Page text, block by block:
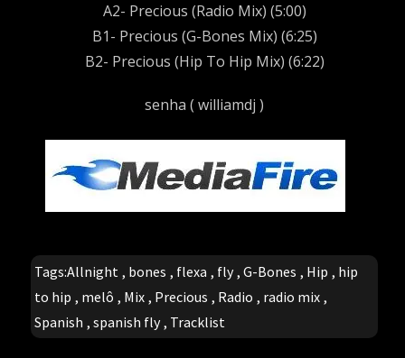
A2- Precious (Radio Mix) (5:00)
B1- Precious (G-Bones Mix) (6:25)
B2- Precious (Hip To Hip Mix) (6:22)
senha ( williamdj )
Tags:Allnight , bones , flexa , fly ,G-Bones , Hip , hip
to hip , melô , Mix , Precious , Radio , radio mix ,
Spanish ,spanish fly , Tracklist